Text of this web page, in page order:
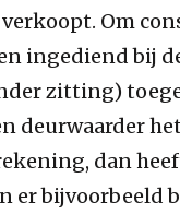
Om
ingediend bij
zitting)
deurwaarder
dan
bijvoorbeeld